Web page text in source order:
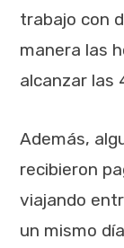
trabajo con
manera las
alcanzar las
Además,
recibieron
viajando
un mismo